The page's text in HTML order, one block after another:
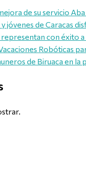
de su servicio
jóvenes de Caracas
con éxito
Robóticas
de Biruaca en